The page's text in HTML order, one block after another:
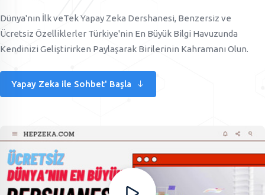
Dünya'nın İlk veTek Yapay Zeka Dershanesi, Benzersiz ve
Ücretsiz Özelliklerler Türkiye'nin En Büyük Bilgi Havuzunda
Kendinizi Geliştirirken Paylaşarak Birilerinin Kahramanı Olun.
Yapay Zeka ile Sohbet' Başla